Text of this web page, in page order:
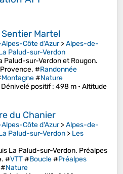
Martel
Côte d'Azur>Alpes-de-
Palud-sur-Verdon
Palud-sur-Verdon et Rougon.
#Randonnée
Montagne#Nature
Dénivelé positif: 498 m •Altitude
du Chanier
Côte d'Azur>Alpes-de-
Palud-sur-Verdon > Les
La Palud-sur-Verdon. Préalpes
#VTT#Boucle#Préalpes
#Nature